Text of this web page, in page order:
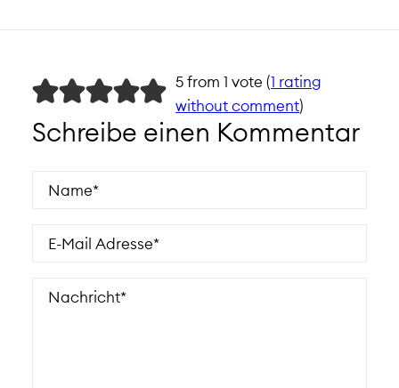
5 from 1 vote (1 rating
without comment)
Schreibe einen Kommentar